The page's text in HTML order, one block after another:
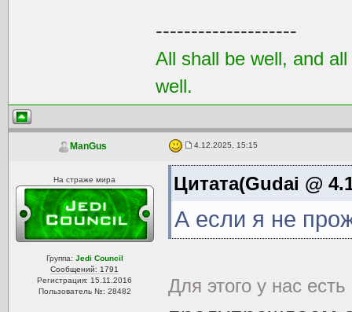
--------------------
All shall be well, and
well.
ManGus 4.12.2025, 15:15
На страже мира
Группа: Jedi Council
Сообщений: 1791
Регистрация: 15.11.2016
Пользователь №: 28482
Цитата(Gudai @
А если я не
Для этого у нас